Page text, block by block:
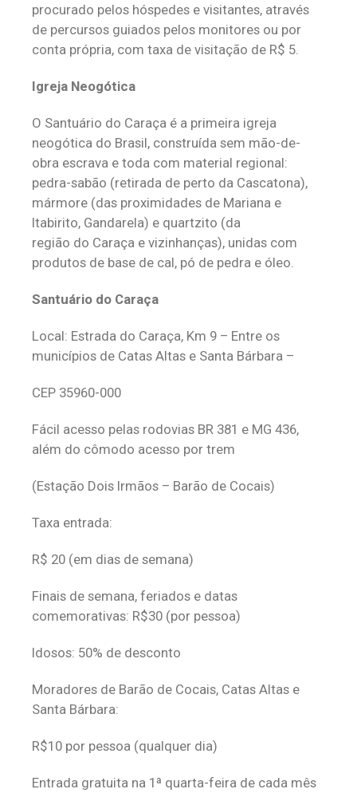
procurado pelos hóspedes e visitantes, através
de percursos guiados pelos monitores ou por
conta própria, com taxa de visitação de R$ 5.
Igreja Neogótica
O Santuário do Caraça é a primeira igreja
neogótica do Brasil, construída sem mão-de-
obra escrava e toda com material regional:
pedra-sabão (retirada de perto da Cascatona),
mármore (das proximidades de Mariana e
Itabirito, Gandarela) e quartzito (da
região do Caraça e vizinhanças), unidas com
produtos de base de cal, pó de pedra e óleo.
Santuário do Caraça
Local: Estrada do Caraça, Km 9 – Entre os
municípios de Catas Altas e Santa Bárbara –
CEP 35960-000
Fácil acesso pelas rodovias BR 381 e MG 436,
além do cômodo acesso por trem
(Estação Dois Irmãos – Barão de Cocais)
Taxa entrada:
R$ 20 (em dias de semana)
Finais de semana, feriados e datas
comemorativas: R$30 (por pessoa)
Idosos: 50% de desconto
Moradores de Barão de Cocais, Catas Altas e
Santa Bárbara:
R$10 por pessoa (qualquer dia)
Entrada gratuita na 1ª quarta-feira de cada mês